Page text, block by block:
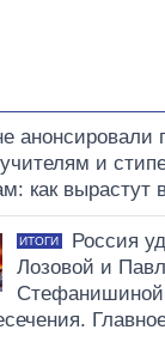
и
как вырастут
ИТОГИ
Россия
Лозовой и
Стефанишиной